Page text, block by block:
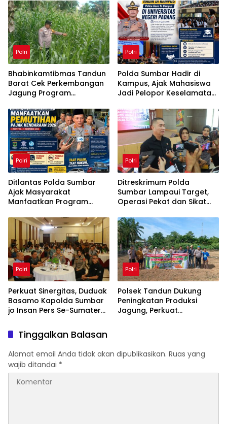
Polri
Bhabinkamtibmas Tandun
Barat Cek Perkembangan
Jagung Program
Polri
Polda Sumbar Hadir di
Kampus, Ajak Mahasiswa
Jadi Pelopor Keselamatan
Polri
Ditlantas Polda Sumbar
Ajak Masyarakat
Manfaatkan Program
Kendaraan 2026
Polri
Ditreskrimum Polda
Sumbar Lampaui Target,
Operasi Pekat dan Sikat
Hasil Maksimal
Polri
Perkuat Sinergitas, Duduak
Basamo Kapolda Sumbar
jo Insan Pers Se-Sumatera
Polri
Polsek Tandun Dukung
Peningkatan Produksi
Jagung, Perkuat
Tinggalkan Balasan
Alamat email Anda tidak akan dipublikasikan. Ruas yang
wajib ditandai *